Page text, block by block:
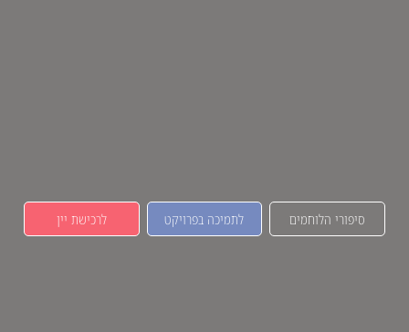
לרכישת יין לתמיכה בפרויקט סיפורי הלוחמים